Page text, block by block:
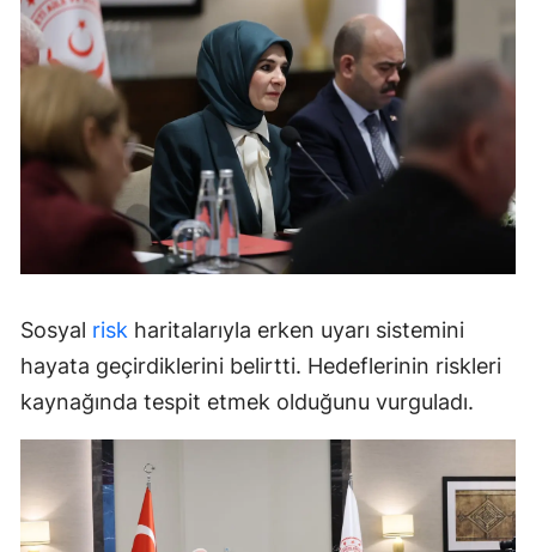
Sosyal risk haritalarıyla erken uyarı sistemini
hayata geçirdiklerini belirtti. Hedeflerinin riskleri
kaynağında tespit etmek olduğunu vurguladı.